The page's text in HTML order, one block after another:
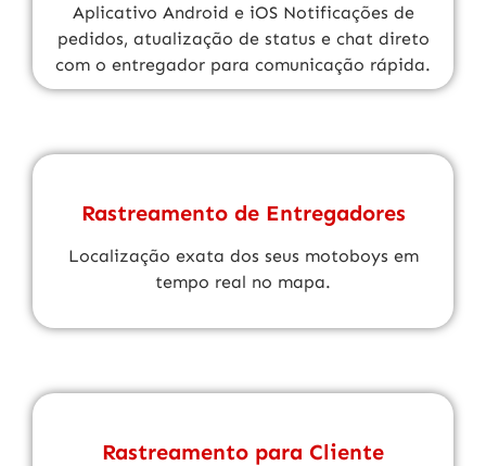
Aplicativo Android e iOS Notificações de
pedidos, atualização de status e chat direto
com o entregador para comunicação rápida.
Rastreamento de Entregadores
Localização exata dos seus motoboys em
tempo real no mapa.
Rastreamento para Cliente